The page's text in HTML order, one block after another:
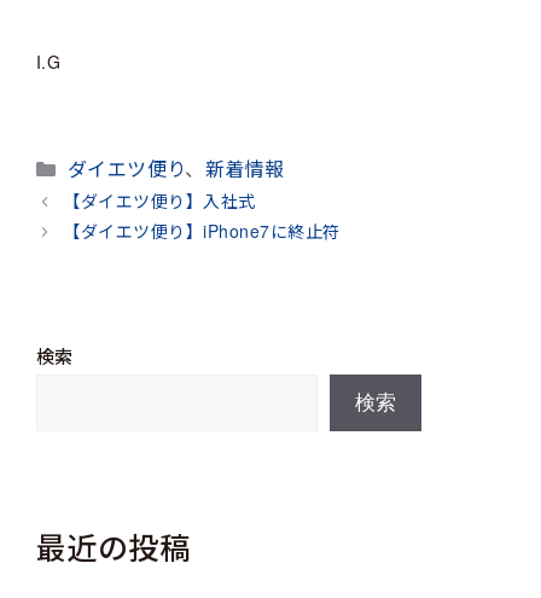
I.G
カ
テ
ゴ
ダイエツ便り、 新着情報
【ダイエツ便り】入社式
【ダイエツ便り】iPhone7に終止符
検索
検索
最近の投稿